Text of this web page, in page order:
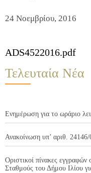
24 Νοεμβρίου, 2016
ADS4522016.pdf
Τελευταία Νέα
Ενημέρωση για το ωράριο
Ανακοίνωση υπ’ αριθ.
Οριστικοί πίνακες
Σταθμούς του Δήμου Ιλίου